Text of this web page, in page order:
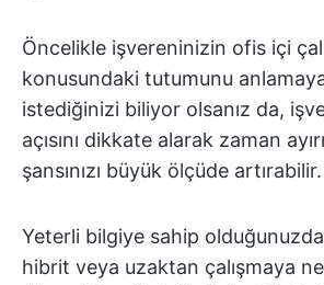
Öncelikle işvereninizin ofis içi
konusundaki tutumunu anlamaya
istediğinizi biliyor olsanız da,
açısını dikkate alarak zaman
şansınızı büyük ölçüde artırabilir.
Yeterli bilgiye sahip
hibrit veya uzaktan çalışmaya